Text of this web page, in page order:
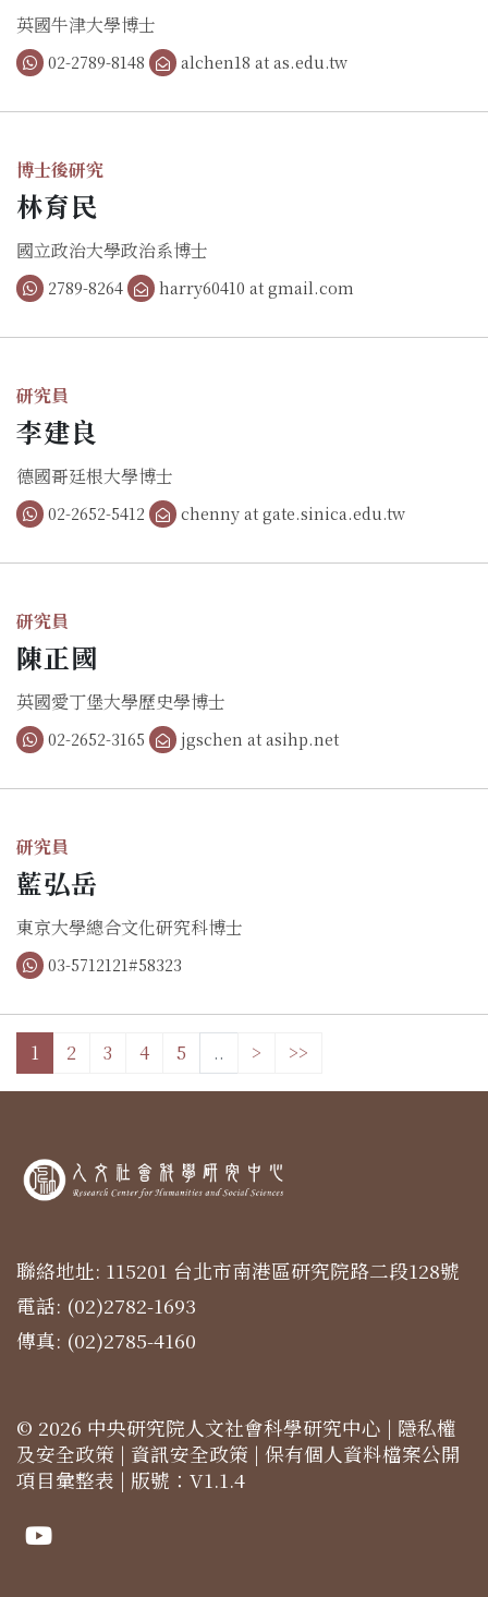
英國牛津大學博士
02-2789-8148 alchen18 at as.edu.tw
博士後研究
林育民
國立政治大學政治系博士
2789-8264 harry60410 at gmail.com
研究員
李建良
德國哥廷根大學博士
02-2652-5412 chenny at gate.sinica.edu.tw
研究員
陳正國
英國愛丁堡大學歷史學博士
02-2652-3165 jgschen at asihp.net
研究員
藍弘岳
東京大學總合文化研究科博士
03-5712121#58323
1 2 3 4 5 .. > >>
聯絡地址: 115201 台北市南港區研究院路二段128號
電話: (02)2782-1693
傳真: (02)2785-4160
© 2026 中央研究院人文社會科學研究中心 | 隱私權
及安全政策 | 資訊安全政策 | 保有個人資料檔案公開
項目彙整表 | 版號：V1.1.4
Youtube